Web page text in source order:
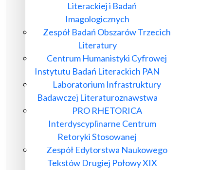
Literackiej i Badań
Imagologicznych
Zespół Badań Obszarów Trzecich
Literatury
Centrum Humanistyki Cyfrowej
Instytutu Badań Literackich PAN
Laboratorium Infrastruktury
Badawczej Literaturoznawstwa
PRO RHETORICA
Interdyscyplinarne Centrum
Retoryki Stosowanej
Zespół Edytorstwa Naukowego
Tekstów Drugiej Połowy XIX